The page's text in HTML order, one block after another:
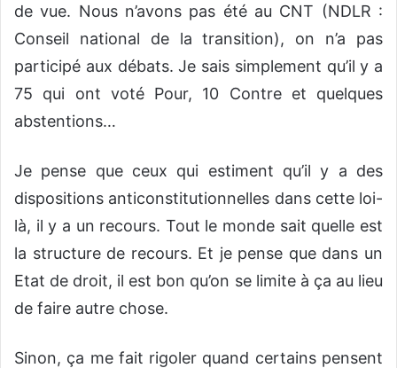
de vue. Nous n’avons pas été au CNT (NDLR :
Conseil national de la transition), on n’a pas
participé aux débats. Je sais simplement qu’il y a
75 qui ont voté Pour, 10 Contre et quelques
abstentions…
Je pense que ceux qui estiment qu’il y a des
dispositions anticonstitutionnelles dans cette loi-
là, il y a un recours. Tout le monde sait quelle est
la structure de recours. Et je pense que dans un
Etat de droit, il est bon qu’on se limite à ça au lieu
de faire autre chose.
Sinon, ça me fait rigoler quand certains pensent